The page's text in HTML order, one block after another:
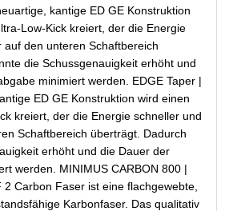
kantige ED GE Konstruktion
Low-Kick kreiert, der die Energie
den unteren Schaftbereich
die Schussgenauigkeit erhöht und
minimiert werden. EDGE Taper |
ED GE Konstruktion wird einen
kreiert, der die Energie schneller und
Schaftbereich überträgt. Dadurch
erhöht und die Dauer der
werden. MINIMUS CARBON 800 |
Carbon Faser ist eine flachgewebte,
Karbonfaser. Das qualitativ